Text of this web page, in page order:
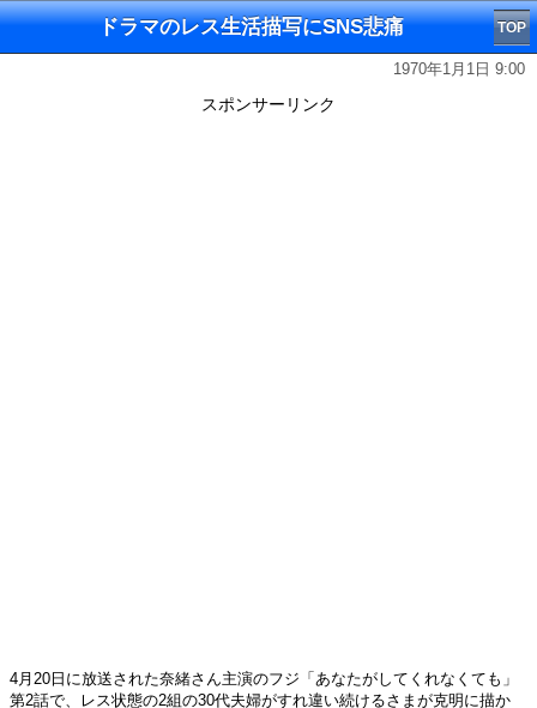
ドラマのレス生活描写にSNS悲痛 TOP
1970年1月1日 9:00
スポンサーリンク
4月20日に放送された奈緒さん主演のフジ「あなたがしてくれなくても」
第2話で、レス状態の2組の30代夫婦がすれ違い続けるさまが克明に描か